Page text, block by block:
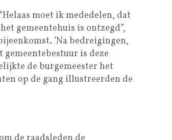
moet ik mededelen, dat
gemeentehuis is ontzegd”,
‘Na bedreigingen,
is deze
de burgemeester het
op de gang illustreerden de